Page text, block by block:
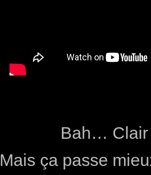
Bah… Clair
Mais ça passe